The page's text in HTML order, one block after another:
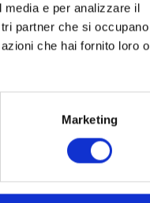
e per analizzare il
partner che si occupano
che hai fornito loro o
Marketing